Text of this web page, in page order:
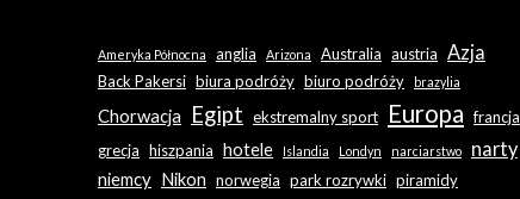
Ameryka Północna anglia Arizona Australia austria Azja
Back Pakersi biura podróży biuro podróży brazylia
Chorwacja Egipt ekstremalny sport Europa francja
grecja hiszpania hotele Islandia Londyn narciarstwo narty
niemcy Nikon norwegia park rozrywki piramidy